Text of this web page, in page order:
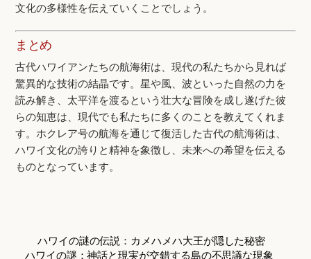
文化の多様性を伝えていくことでしょう。
まとめ
古代ハワイアンたちの航海術は、現代の私たちから見れば
驚異的な技術の結晶です。星や風、波といった自然の力を
読み解き、太平洋を渡るという壮大な冒険を成し遂げた彼
らの知恵は、現代でも私たちに多くのことを教えてくれま
す。ホクレア号の航海を通じて復活した古代の航海術は、
ハワイ文化の誇りと精神を象徴し、未来への希望を伝える
ものとなっています。
ハワイの謎の伝説：カメハメハ大王が隠した秘密
ハワイの謎：神話と現実が交錯する島の不思議な現象